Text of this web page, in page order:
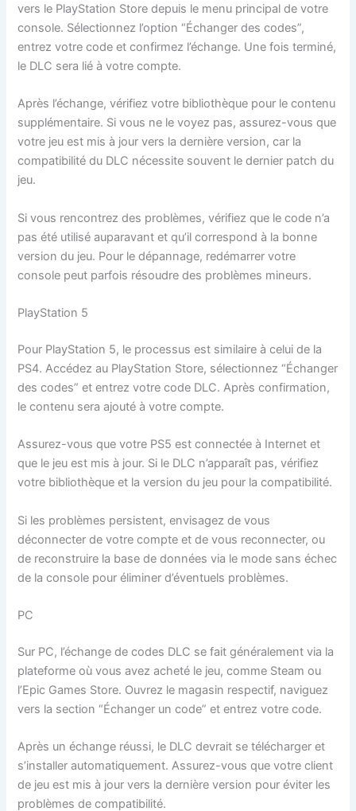
vers le PlayStation Store depuis le menu principal de votre
console. Sélectionnez l’option “Échanger des codes”,
entrez votre code et confirmez l’échange. Une fois terminé,
le DLC sera lié à votre compte.
Après l’échange, vérifiez votre bibliothèque pour le contenu
supplémentaire. Si vous ne le voyez pas, assurez-vous que
votre jeu est mis à jour vers la dernière version, car la
compatibilité du DLC nécessite souvent le dernier patch du
jeu.
Si vous rencontrez des problèmes, vérifiez que le code n’a
pas été utilisé auparavant et qu’il correspond à la bonne
version du jeu. Pour le dépannage, redémarrer votre
console peut parfois résoudre des problèmes mineurs.
PlayStation 5
Pour PlayStation 5, le processus est similaire à celui de la
PS4. Accédez au PlayStation Store, sélectionnez “Échanger
des codes” et entrez votre code DLC. Après confirmation,
le contenu sera ajouté à votre compte.
Assurez-vous que votre PS5 est connectée à Internet et
que le jeu est mis à jour. Si le DLC n’apparaît pas, vérifiez
votre bibliothèque et la version du jeu pour la compatibilité.
Si les problèmes persistent, envisagez de vous
déconnecter de votre compte et de vous reconnecter, ou
de reconstruire la base de données via le mode sans échec
de la console pour éliminer d’éventuels problèmes.
PC
Sur PC, l’échange de codes DLC se fait généralement via la
plateforme où vous avez acheté le jeu, comme Steam ou
l’Epic Games Store. Ouvrez le magasin respectif, naviguez
vers la section “Échanger un code” et entrez votre code.
Après un échange réussi, le DLC devrait se télécharger et
s’installer automatiquement. Assurez-vous que votre client
de jeu est mis à jour vers la dernière version pour éviter les
problèmes de compatibilité.